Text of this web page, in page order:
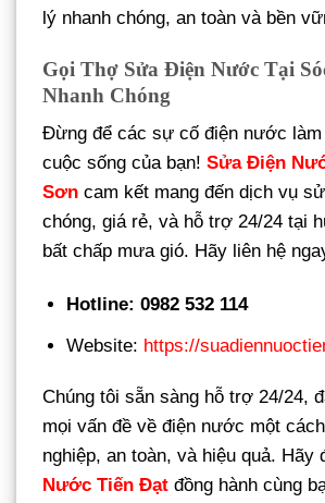
lý nhanh chóng, an toàn và bền
Gọi Thợ Sửa Điện Nước Tại
Nhanh Chóng
Đừng để các sự cố điện nước làm
cuộc sống của bạn! Sửa Điện
Sơn cam kết mang đến dịch vụ
chóng, giá rẻ, và hỗ trợ 24/24 tại
bất chấp mưa gió. Hãy liên hệ
Hotline: 0982 532 114
Website: https://
Chúng tôi sẵn sàng hỗ trợ 24/24,
mọi vấn đề về điện nước một
nghiệp, an toàn, và hiệu quả. Hãy
Nước Tiến Đạt đồng hành cùng